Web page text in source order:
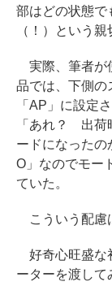
部はどの状態で
（！）という親
実際、筆者が
品では、下側の
「AP」に設定
「あれ？ 出荷
ードになった
O」なのでモー
ていた。
こういう配慮
好奇心旺盛な
ーターを渡して